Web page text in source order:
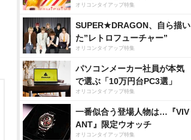
オリコンタイアップ特集
SUPER★DRAGON、自ら描い
た”レトロフューチャー”
オリコンタイアップ特集
パソコンメーカー社員が本気
で選ぶ「10万円台PC3選」
オリコンタイアップ特集
一番似合う登場人物は…『VIV
ANT』限定ウオッチ
オリコンタイアップ特集